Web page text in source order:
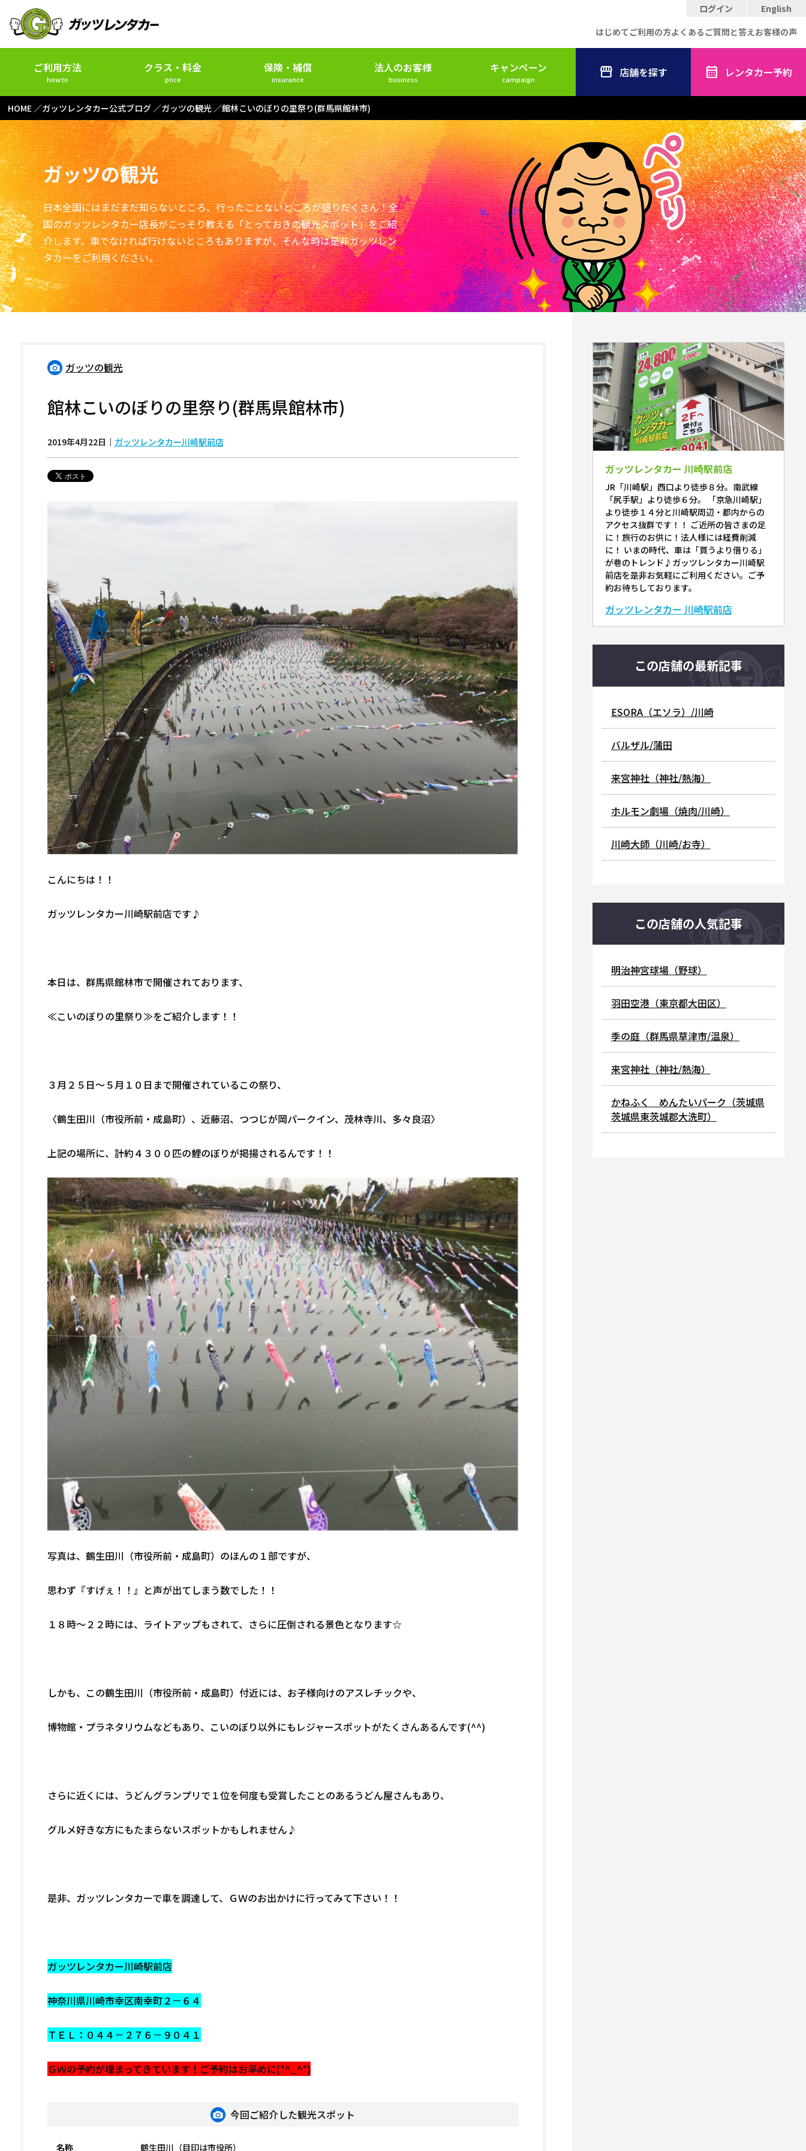
ログイン
English
はじめてご利用の方よくあるご質問と答えお客様の声
ご利用方法
how to
クラス・料金
price
保険・補償
insurance
法人のお客様
business
キャンペーン
campaign 店舗を探す レンタカー予約
HOME ガッツレンタカー公式ブログ ガッツの観光 館林こいのぼりの里祭り(群馬県館林市)
ガッツの観光
日本全国にはまだまだ知らないところ、行ったことないところが盛りだくさん！全
国のガッツレンタカー店長がこっそり教える「とっておきの観光スポット」をご紹
介します。車でなければ行けないところもありますが、そんな時は是非ガッツレン
タカーをご利用ください。
ガッツの観光
館林こいのぼりの里祭り(群馬県館林市)
2019年4月22日 ｜ ガッツレンタカー川崎駅前店
こんにちは！！
ガッツレンタカー川崎駅前店です♪
本日は、群馬県館林市で開催されております、
≪こいのぼりの里祭り≫をご紹介します！！
３月２５日～５月１０日まで開催されているこの祭り、
〈鶴生田川（市役所前・成島町）、近藤沼、つつじが岡パークイン、茂林寺川、多々良沼〉
上記の場所に、計約４３００匹の鯉のぼりが掲揚されるんです！！
写真は、鶴生田川（市役所前・成島町）のほんの１部ですが、
思わず『すげぇ！！』と声が出てしまう数でした！！
１８時～２２時には、ライトアップもされて、さらに圧倒される景色となります☆
しかも、この鶴生田川（市役所前・成島町）付近には、お子様向けのアスレチックや、
博物館・プラネタリウムなどもあり、こいのぼり以外にもレジャースポットがたくさんあるんです(^^)
さらに近くには、うどんグランプリで１位を何度も受賞したことのあるうどん屋さんもあり、
グルメ好きな方にもたまらないスポットかもしれません♪
是非、ガッツレンタカーで車を調達して、ＧＷのお出かけに行ってみて下さい！！
ガッツレンタカー川崎駅前店
神奈川県川崎市幸区南幸町２－６４
ＴＥＬ：０４４－２７６－９０４１
ＧＷの予約が埋まってきています！ご予約はお早めに(*^_^*)
今回ご紹介した観光スポット
名称 鶴生田川（目印は市役所）
ガッツレンタカー 川崎駅前店
JR「川崎駅」西口より徒歩８分。南武線
「尻手駅」より徒歩６分。 「京急川崎駅」
より徒歩１４分と川崎駅周辺・都内からの
アクセス抜群です！！ ご近所の皆さまの足
に！旅行のお供に！法人様には経費削減
に！ いまの時代、車は「買うより借りる」
が巷のトレンド♪ガッツレンタカー川崎駅
前店を是非お気軽にご利用ください。ご予
約お待ちしております。
ガッツレンタカー 川崎駅前店
この店舗の最新記事
ESORA（エソラ）/川崎
バルザル/蒲田
来宮神社（神社/熱海）
ホルモン劇場（焼肉/川崎）
川崎大師（川崎/お寺）
この店舗の人気記事
明治神宮球場（野球）
羽田空港（東京都大田区）
季の庭（群馬県草津市/温泉）
来宮神社（神社/熱海）
かねふく めんたいパーク（茨城県
茨城県東茨城郡大洗町）